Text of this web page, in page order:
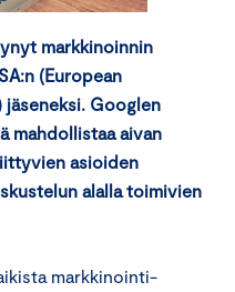
markkinoinnin
(European
jäseneksi. Googlen
mahdollistaa aivan
asioiden
alalla toimivien
markkinointi-